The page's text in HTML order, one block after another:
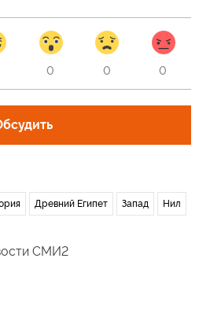
0 0 0
Древний Египет Запад Нил
СМИ2